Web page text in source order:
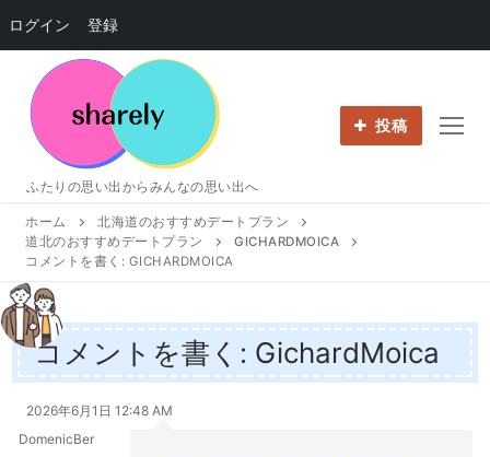
ログイン 登録
ッ
プ
ふたりの思い出からみんなの思い出へ
投稿
ホーム
北海道のおすすめデートプラン
道北のおすすめデートプラン
GICHARDMOICA
コメントを書く: GICHARDMOICA
コメントを書く: GichardMoica
2026年6月1日 12:48 AM
DomenicBer